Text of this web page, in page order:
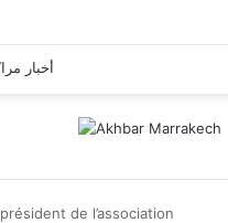
président de l’association